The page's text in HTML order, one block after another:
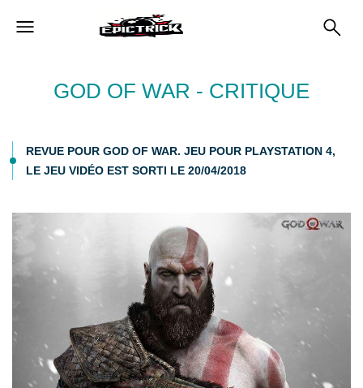
GOD OF WAR - CRITIQUE
REVUE POUR GOD OF WAR. JEU POUR PLAYSTATION 4,
LE JEU VIDÉO EST SORTI LE 20/04/2018